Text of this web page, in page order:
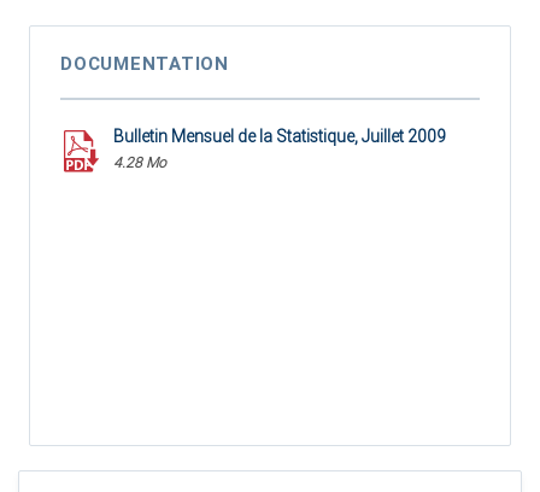
DOCUMENTATION
Bulletin Mensuel de la Statistique, Juillet 2009
4.28 Mo